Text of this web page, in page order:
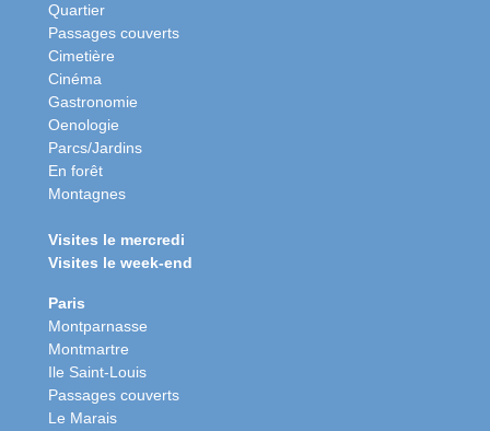
Quartier
Passages couverts
Cimetière
Cinéma
Gastronomie
Oenologie
Parcs/Jardins
En forêt
Montagnes
Visites le mercredi
Visites le week-end
Paris
Montparnasse
Montmartre
Ile Saint-Louis
Passages couverts
Le Marais